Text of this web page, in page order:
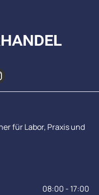
für Labor, Praxis und
08:00 - 17:00